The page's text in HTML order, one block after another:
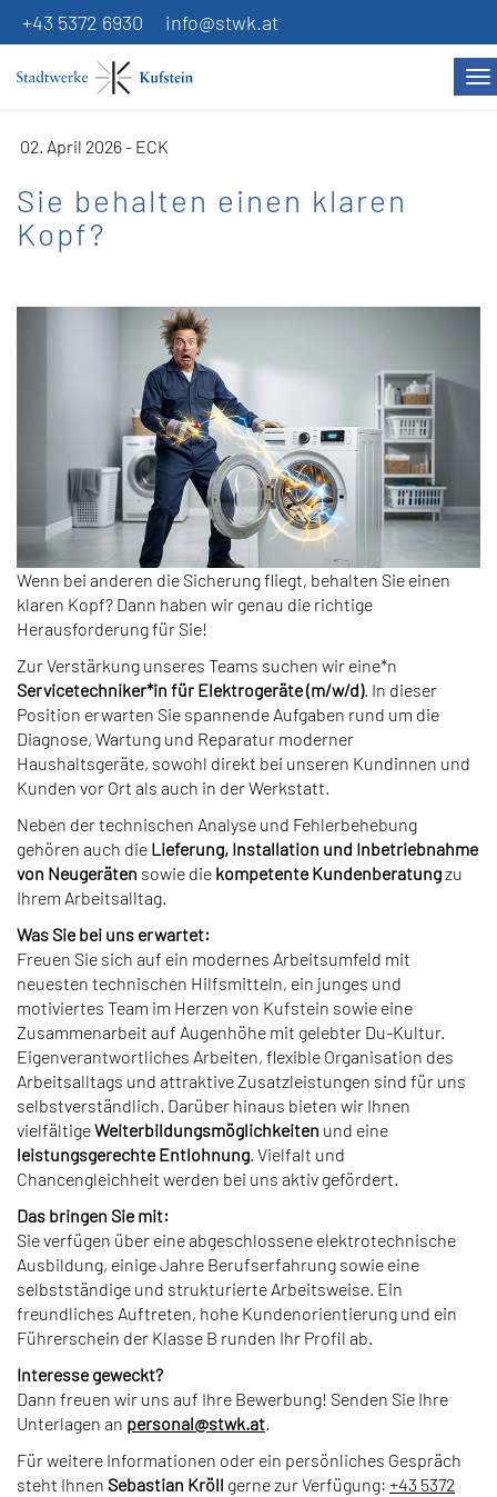
+43 5372 6930 info@stwk.at
02. April 2026 - ECK
Sie behalten einen klaren
Kopf?
Wenn bei anderen die Sicherung fliegt, behalten Sie einen
klaren Kopf? Dann haben wir genau die richtige
Herausforderung für Sie!
Zur Verstärkung unseres Teams suchen wir eine*n
Servicetechniker*in für Elektrogeräte (m/w/d). In dieser
Position erwarten Sie spannende Aufgaben rund um die
Diagnose, Wartung und Reparatur moderner
Haushaltsgeräte, sowohl direkt bei unseren Kundinnen und
Kunden vor Ort als auch in der Werkstatt.
Neben der technischen Analyse und Fehlerbehebung
gehören auch die Lieferung, Installation und Inbetriebnahme
von Neugeräten sowie die kompetente Kundenberatungzu
Ihrem Arbeitsalltag.
Was Sie bei uns erwartet:
Freuen Sie sich auf ein modernes Arbeitsumfeld mit
neuesten technischen Hilfsmitteln, ein junges und
motiviertes Team im Herzen von Kufstein sowie eine
Zusammenarbeit auf Augenhöhe mit gelebter Du-Kultur.
Eigenverantwortliches Arbeiten, flexible Organisation des
Arbeitsalltags und attraktive Zusatzleistungen sind für uns
selbstverständlich. Darüber hinaus bieten wir Ihnen
vielfältigeWeiterbildungsmöglichkeiten und eine
leistungsgerechte Entlohnung. Vielfalt und
Chancengleichheit werden bei uns aktiv gefördert.
Das bringen Sie mit:
Sie verfügen über eine abgeschlossene elektrotechnische
Ausbildung, einige Jahre Berufserfahrung sowie eine
selbstständige und strukturierte Arbeitsweise. Ein
freundliches Auftreten, hohe Kundenorientierung und ein
Führerschein der Klasse B runden Ihr Profil ab.
Interesse geweckt?
Dann freuen wir uns auf Ihre Bewerbung! Senden Sie Ihre
Unterlagen an personal@stwk.at.
Für weitere Informationen oder ein persönliches Gespräch
steht Ihnen Sebastian Kröll gerne zur Verfügung: +43 5372